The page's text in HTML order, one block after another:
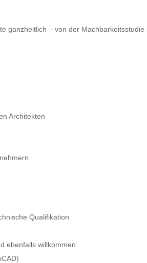
ganzheitlich – von der Machbarkeitsstudie
Architekten
Qualifikation
ebenfalls willkommen